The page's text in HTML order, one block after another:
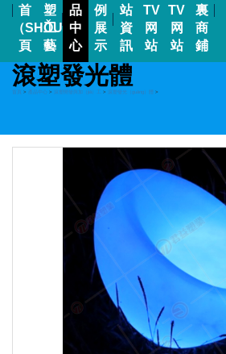
首
（SHǑU）
頁
塑
工
藝
品
中
心
例
展
示
站
資
訊
TV
网
站
TV
网
站
裏
商
鋪
滾塑發光體
首頁 > 產品中心 > 滾塑開發與加（jiā）工 > 滾塑發光（guāng）體 >